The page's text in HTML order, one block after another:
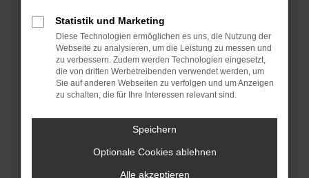
Betriebssystem auf dem neuesten Stand
sind.
Veraltete Software birgt nicht nur ein
Sicherheitsrisiko, sondern kann auch dazu
führen, dass bestimmte Funktionen nicht mehr
unterstützt werden.
Wende dich an den Webseitenbetreiber.
Wenn du alle oben genannten Schritte versucht
hast, kontaktiere uns bitte. Wir werden
Statistik und Marketing
Diese Technologien ermöglichen es uns, die Nutzung der
Webseite zu analysieren, um die Leistung zu messen und
zu verbessern. Zudem werden Technologien eingesetzt,
die von dritten Werbetreibenden verwendet werden, um
Sie auf anderen Webseiten zu verfolgen und um Anzeigen
zu schalten, die für Ihre Interessen relevant sind.
Speichern
Optionale Cookies ablehnen
Alle akzeptieren